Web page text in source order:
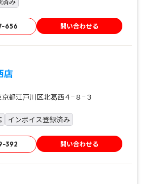
656 問い合わせる
店
都江戸川区北葛西４−８−３
インボイス登録済み
392 問い合わせる